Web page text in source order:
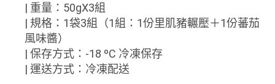
| 重量：50gX3組
| 規格：1袋3組（1組：1份里肌豬輾壓＋1份蕃茄
風味醬）
| 保存方式：-18 ºC 冷凍保存
| 運送方式：冷凍配送